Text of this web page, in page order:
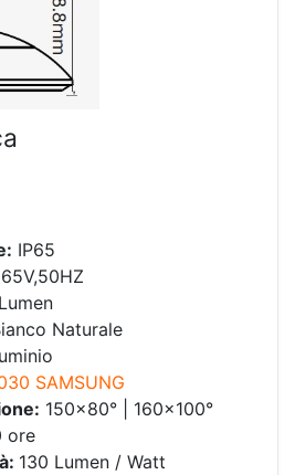
IP65
Naturale
SAMSUNG
150×80° | 160×100°
ore
130 Lumen / Watt